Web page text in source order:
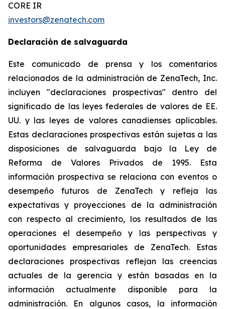
CORE IR
investors@zenatech.com
Declaración de salvaguarda
Este comunicado de prensa y los comentarios
relacionados de la administración de ZenaTech, Inc.
incluyen "declaraciones prospectivas" dentro del
significado de las leyes federales de valores de EE.
UU. y las leyes de valores canadienses aplicables.
Estas declaraciones prospectivas están sujetas a las
disposiciones de salvaguarda bajo la Ley de
Reforma de Valores Privados de 1995. Esta
información prospectiva se relaciona con eventos o
desempeño futuros de ZenaTech y refleja las
expectativas y proyecciones de la administración
con respecto al crecimiento, los resultados de las
operaciones el desempeño y las perspectivas y
oportunidades empresariales de ZenaTech. Estas
declaraciones prospectivas reflejan las creencias
actuales de la gerencia y están basadas en la
información actualmente disponible para la
administración. En algunos casos, la información